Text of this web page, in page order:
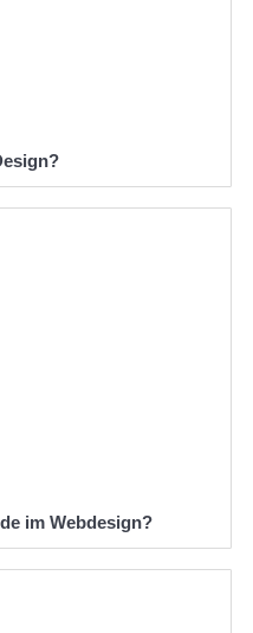
im Webdesign?